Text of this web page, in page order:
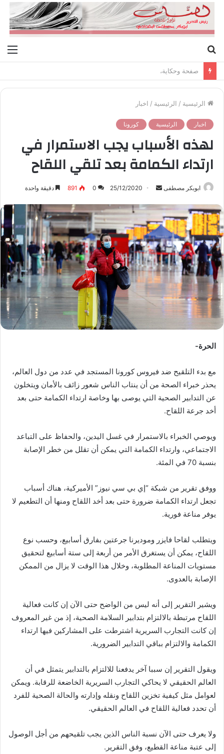
عن
صفحة وحكاية،
الرئيسية / الرئيسية / اخبار
اخبار الرئيسية كورونا
لهذه الأسباب يجب الاستمرار في
ارتداء الكمامة بعد تلقي اللقاح
ابوبكر مصطفى
س
ل
ب
ر
ي
د
ا
إ
ت
25/12/2020
0
891 دقيقة واحدة
الحرة-
مع بدء التلقيح ضد فيروس كورونا المستجد في عدد من دول العالم،
يحذر خبراء الصحة من أن ينتاب الناس شعور زائف بالأمان ويتخلون
عن التدابير الصحية التي يوصى بها وخاصة ارتداء الكمامة حتى بعد
أخد جرعة اللقاح.
ويوصي الخبراء بالاستمرار في غسل اليدين، والحفاظ على التباعد
الاجتماعي، وارتداء الكمامة التي يمكن أن تقلل من خطر الإصابة
بنسبة 70 في المئة.
ووفق تقرير من شبكة “إي بي سي نيوز” الأميركية، هناك أسباب
تجعل ارتداء الكمامة ضرورة حتى بعد أخد اللقاح ومنها أن التطعيم لا
يوفر مناعة فورية.
ويتطلب لقاحا فايزر وموديرنا جرعتين بفارق أسابيع، وحسب نوع
اللقاح، يمكن أن يستغرق الأمر من أربعة إلى ستة أسابيع لتحقيق
مستويات المناعة المطلوبة، وخلال هذا الوقت لا يزال من الممكن
الإصابة بالعدوى.
ويشير التقرير إلى أنه ليس من الواضح حتى الآن إن كانت فعالية
اللقاح مرتبطة بالالتزام بتدابير السلامة الصحية، إذ من غير المعروف
إن كانت التجارب السريرية اشترطت على المشاركين فيها ارتداء
الكمامة والالتزام بباقي التدابير الضرورية.
ويقول التقرير إن سببا آخر يدفعنا للالتزام بالتدابير يتمثل في أن
العالم الحقيقي لا يحاكي التجارب السريرية الخاضعة للرقابة. ويمكن
لعوامل مثل كيفية تخزين اللقاح ونقله وإدارته والحالة الصحية للفرد
أن تحدد فعالية اللقاح في العالم الحقيقي.
ولا يعرف حتى الآن نسبة الناس الذين يجب تلقيحهم من أجل الوصول
إلى عتبة مناعة القطيع، وفق التقرير.